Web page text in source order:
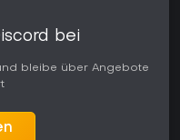
bei
bleibe über Angebote